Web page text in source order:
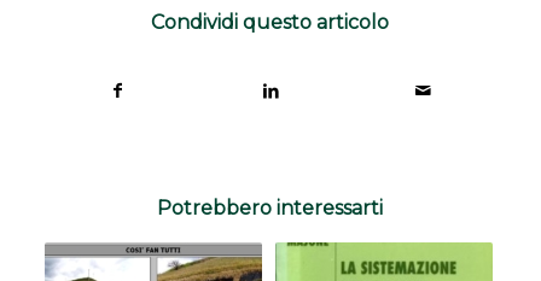
Condividi questo articolo
Potrebbero interessarti